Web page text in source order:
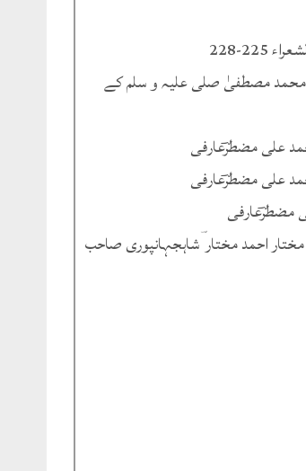
228
محمد مصطفیٰ صلی علیہ و سلم کے
علی مضطرؔعارفی
علی مضطرؔعارفی
مضطرؔعارفی
احمد مختار ؔشاہجہانپوری صاحب